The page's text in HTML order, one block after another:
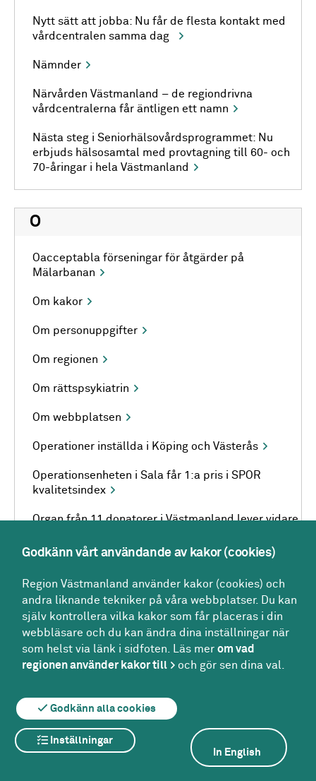
Nytt sätt att jobba: Nu får de flesta kontakt med
vårdcentralen samma dag
Nämnder
Närvården Västmanland – de regiondrivna
vårdcentralerna får äntligen ett namn
Nästa steg i Seniorhälsovårdsprogrammet: Nu
erbjuds hälsosamtal med provtagning till 60- och
70-åringar i hela Västmanland
O
Oacceptabla förseningar för åtgärder på
Mälarbanan
Om kakor
Om personuppgifter
Om regionen
Om rättspsykiatrin
Om webbplatsen
Operationer inställda i Köping och Västerås
Operationsenheten i Sala får 1:a pris i SPOR
kvalitetsindex
Organ från 11 donatorer i Västmanland lever vidare
P
Partistöd
Patienter evakuerade efter brand på Urologen
Patientnära forskning
Godkänn vårt användande av kakor (cookies)
Region Västmanland använder kakor (cookies) och
andra liknande tekniker på våra webbplatser. Du kan
själv kontrollera vilka kakor som får placeras i din
webbläsare och du kan ändra dina inställningar när
som helst via länk i sidfoten. Läs merom vad
regionen använder kakor till
och gör sen dina val.
Godkänn alla cookies
Inställningar
In English